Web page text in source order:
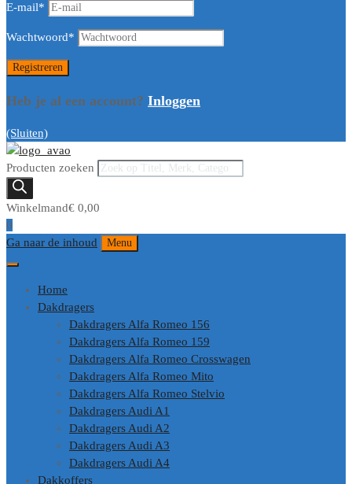
E-mail*
Wachtwoord*
Heb je al een account? Inloggen
(Sluiten)
Producten zoeken
Winkelmand€ 0,00
0
Ga naar de inhoud
Menu
Home
Dakdragers
Dakdragers Alfa Romeo 156
Dakdragers Alfa Romeo 159
Dakdragers Alfa Romeo Crosswagen
Dakdragers Alfa Romeo Mito
Dakdragers Alfa Romeo Stelvio
Dakdragers Audi A1
Dakdragers Audi A2
Dakdragers Audi A3
Dakdragers Audi A4
Dakkoffers